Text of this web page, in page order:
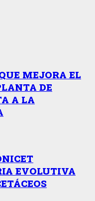
MEJORA EL
DE
A LA
EVOLUTIVA